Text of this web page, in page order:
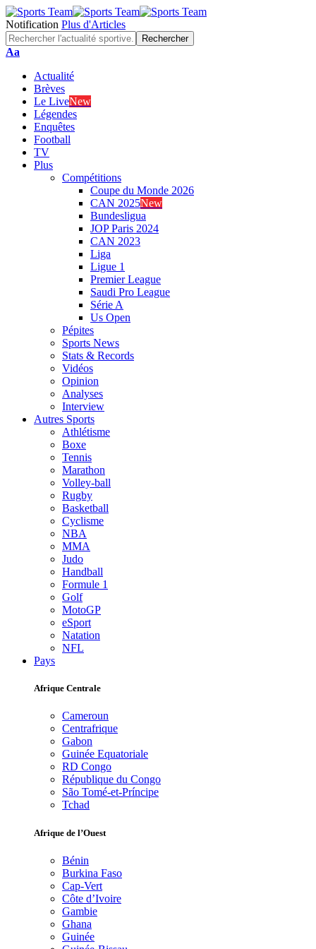
Notification Plus d'Articles
Font
Aa
Actualité
Brèves
Le LiveNew
Légendes
Enquêtes
Football
TV
Plus
Compétitions
Coupe du Monde 2026
CAN 2025New
Bundesligua
JOP Paris 2024
CAN 2023
Liga
Ligue 1
Premier League
Saudi Pro League
Série A
Us Open
Pépites
Sports News
Stats & Records
Vidéos
Opinion
Analyses
Interview
Autres Sports
Athlétisme
Boxe
Tennis
Marathon
Volley-ball
Rugby
Basketball
Cyclisme
NBA
MMA
Judo
Handball
Formule 1
Golf
MotoGP
eSport
Natation
NFL
Pays
Afrique Centrale
Cameroun
Centrafrique
Gabon
Guinée Equatoriale
RD Congo
République du Congo
São Tomé-et-Príncipe
Tchad
Afrique de l’Ouest
Bénin
Burkina Faso
Cap-Vert
Côte d’Ivoire
Gambie
Ghana
Guinée